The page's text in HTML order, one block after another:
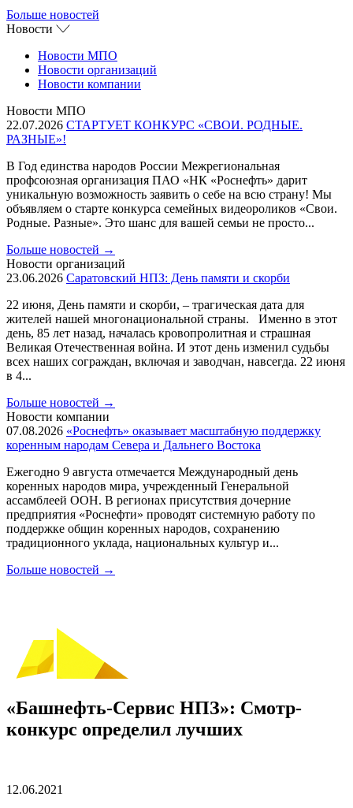
Больше новостей
Новости
Новости МПО
Новости организаций
Новости компании
Новости МПО
22.07.2026 СТАРТУЕТ КОНКУРС «СВОИ. РОДНЫЕ.
РАЗНЫЕ»!
В Год единства народов России Межрегиональная
профсоюзная организация ПАО «НК «Роснефть» дарит
уникальную возможность заявить о себе на всю страну! Мы
объявляем о старте конкурса семейных видеороликов «Свои.
Родные. Разные». Это шанс для вашей семьи не просто...
Больше новостей →
Новости организаций
23.06.2026 Саратовский НПЗ: День памяти и скорби
22 июня, День памяти и скорби, – трагическая дата для
жителей нашей многонациональной страны. Именно в этот
день, 85 лет назад, началась кровопролитная и страшная
Великая Отечественная война. И этот день изменил судьбы
всех наших сограждан, включая и заводчан, навсегда. 22 июня
в 4...
Больше новостей →
Новости компании
07.08.2026 «Роснефть» оказывает масштабную поддержку
коренным народам Севера и Дальнего Востока
Ежегодно 9 августа отмечается Международный день
коренных народов мира, учрежденный Генеральной
ассамблеей ООН. В регионах присутствия дочерние
предприятия «Роснефти» проводят системную работу по
поддержке общин коренных народов, сохранению
традиционного уклада, национальных культур и...
Больше новостей →
«Башнефть-Сервис НПЗ»: Смотр-
конкурс определил лучших
12.06.2021